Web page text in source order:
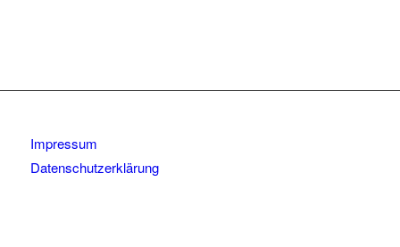
Impressum
Datenschutzerklärung